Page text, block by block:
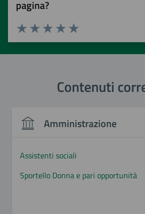
pagina?
Valuta 5 stelle su 5
Valuta 4 stelle su 5
Valuta 3 stelle su 5
Valuta 2 stelle su 5
Valuta 1 stelle su 5
Contenuti
Amministrazione
Assistenti sociali
Sportello Donna e pari opportunità